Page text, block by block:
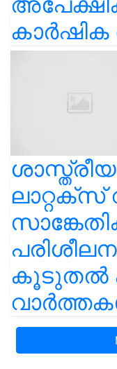
ലാറ്റക്സ്
കൂടുതൽ